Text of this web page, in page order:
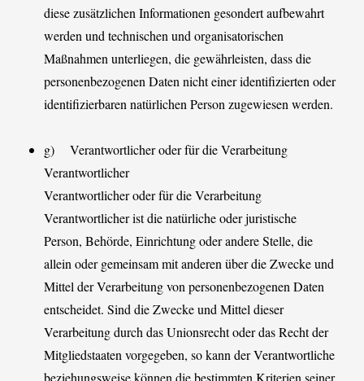
diese zusätzlichen Informationen gesondert aufbewahrt
werden und technischen und organisatorischen
Maßnahmen unterliegen, die gewährleisten, dass die
personenbezogenen Daten nicht einer identifizierten oder
identifizierbaren natürlichen Person zugewiesen werden.
g) Verantwortlicher oder für die Verarbeitung
Verantwortlicher
Verantwortlicher oder für die Verarbeitung
Verantwortlicher ist die natürliche oder juristische
Person, Behörde, Einrichtung oder andere Stelle, die
allein oder gemeinsam mit anderen über die Zwecke und
Mittel der Verarbeitung von personenbezogenen Daten
entscheidet. Sind die Zwecke und Mittel dieser
Verarbeitung durch das Unionsrecht oder das Recht der
Mitgliedstaaten vorgegeben, so kann der Verantwortliche